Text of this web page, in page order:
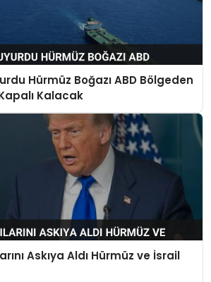
Hürmüz Boğazı ABD Bölgeden
Kalacak
Askıya Aldı Hürmüz ve İsrail